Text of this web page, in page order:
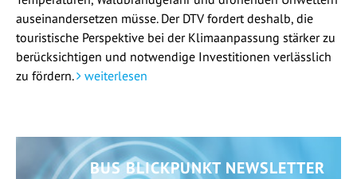
auseinandersetzen müsse. Der DTV fordert deshalb, die
touristische Perspektive bei der Klimaanpassung stärker zu
berücksichtigen und notwendige Investitionen verlässlich
zu fördern.
weiterlesen
BUS BLICKPUNKT NEWSLETTER